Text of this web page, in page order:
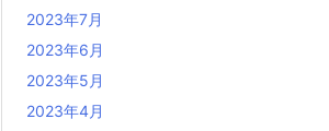
2023年7月
2023年6月
2023年5月
2023年4月